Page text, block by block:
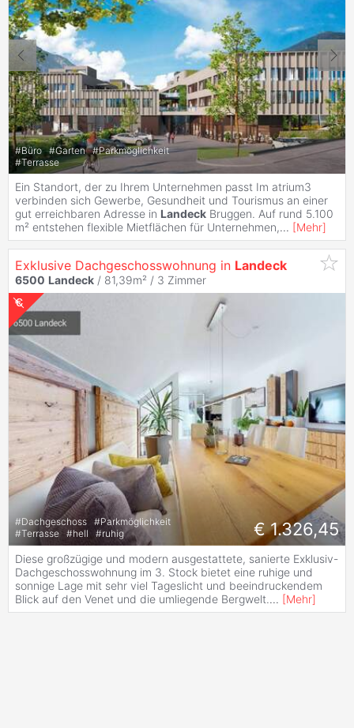
#Büro #Garten #Parkmöglichkeit
#Terrasse
Ein Standort, der zu Ihrem Unternehmen passt Im atrium3
verbinden sich Gewerbe, Gesundheit und Tourismus an einer
gut erreichbaren Adresse in Landeck Bruggen. Auf rund 5.100
m² entstehen flexible Mietflächen für Unternehmen,... [Mehr]
Exklusive Dachgeschosswohnung in Landeck
6500 Landeck / 81,39m² / 3 Zimmer
#Dachgeschoss #Parkmöglichkeit
#Terrasse #hell #ruhig € 1.326,45
Diese großzügige und modern ausgestattete, sanierte Exklusiv-
Dachgeschosswohnung im 3. Stock bietet eine ruhige und
sonnige Lage mit sehr viel Tageslicht und beeindruckendem
Blick auf den Venet und die umliegende Bergwelt.... [Mehr]